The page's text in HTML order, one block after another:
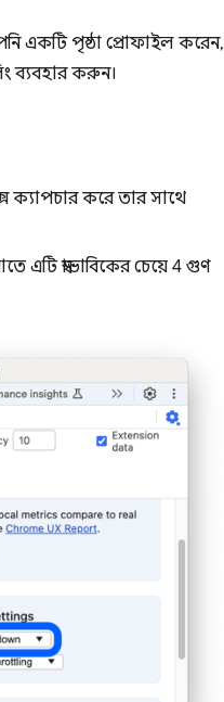
একটি পৃষ্ঠা প্রোফাইল করেন,
ব্যবহার করুন।
ক্যাপচার করে তার সাথে
এটি স্বাভাবিকের চেয়ে 4 গুণ